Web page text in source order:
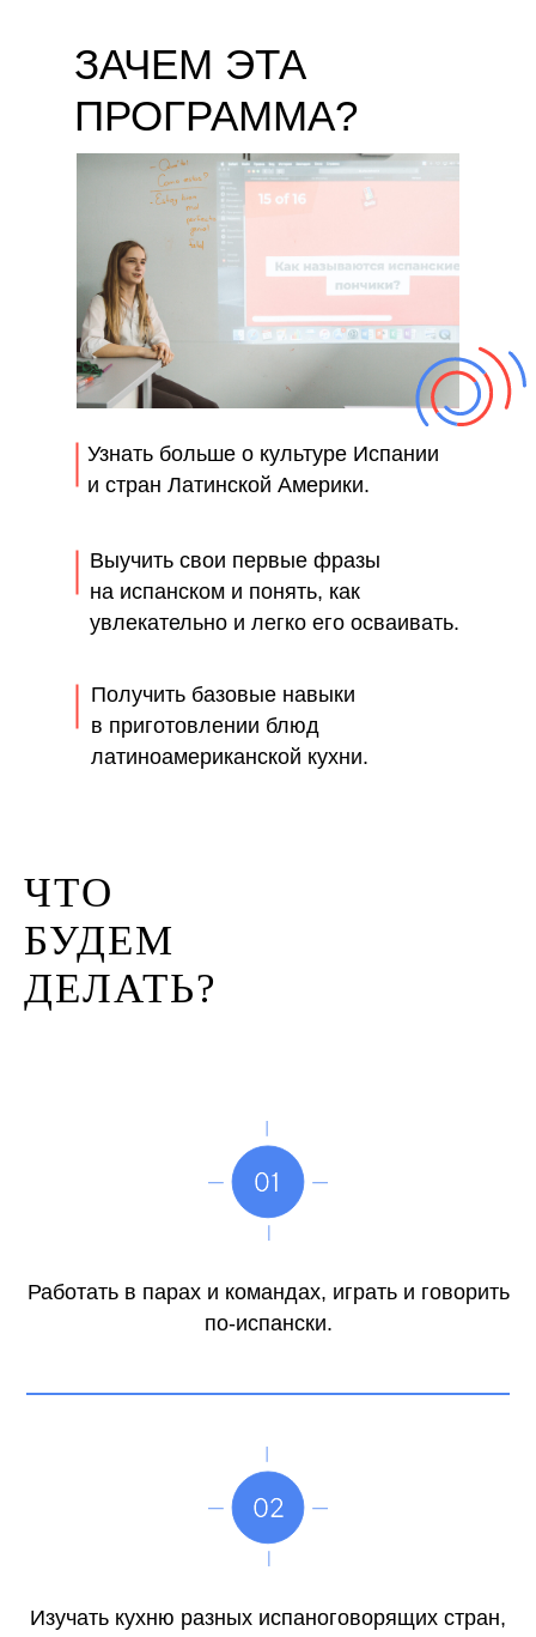
ЗАЧЕМ ЭТА
ПРОГРАММА?
Узнать больше о культуре Испании
и стран Латинской Америки.
Выучить свои первые фразы
на испанском и понять, как
увлекательно и легко его осваивать.
Получить базовые навыки
в приготовлении блюд
латиноамериканской кухни.
ЧТО
БУДЕМ
ДЕЛАТЬ?
Работать в парах и командах, играть и говорить
по-испански.
Изучать кухню разных испаноговорящих стран,